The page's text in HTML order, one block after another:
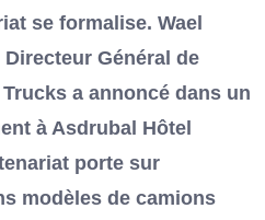
se formalise. Wael
Général de
a annoncé dans un
à Asdrubal Hôtel
porte sur
modèles de camions